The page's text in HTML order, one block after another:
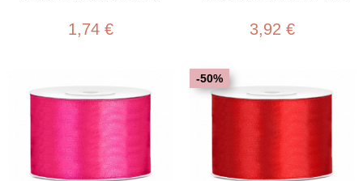
1,74 € 3,92 €
-50%